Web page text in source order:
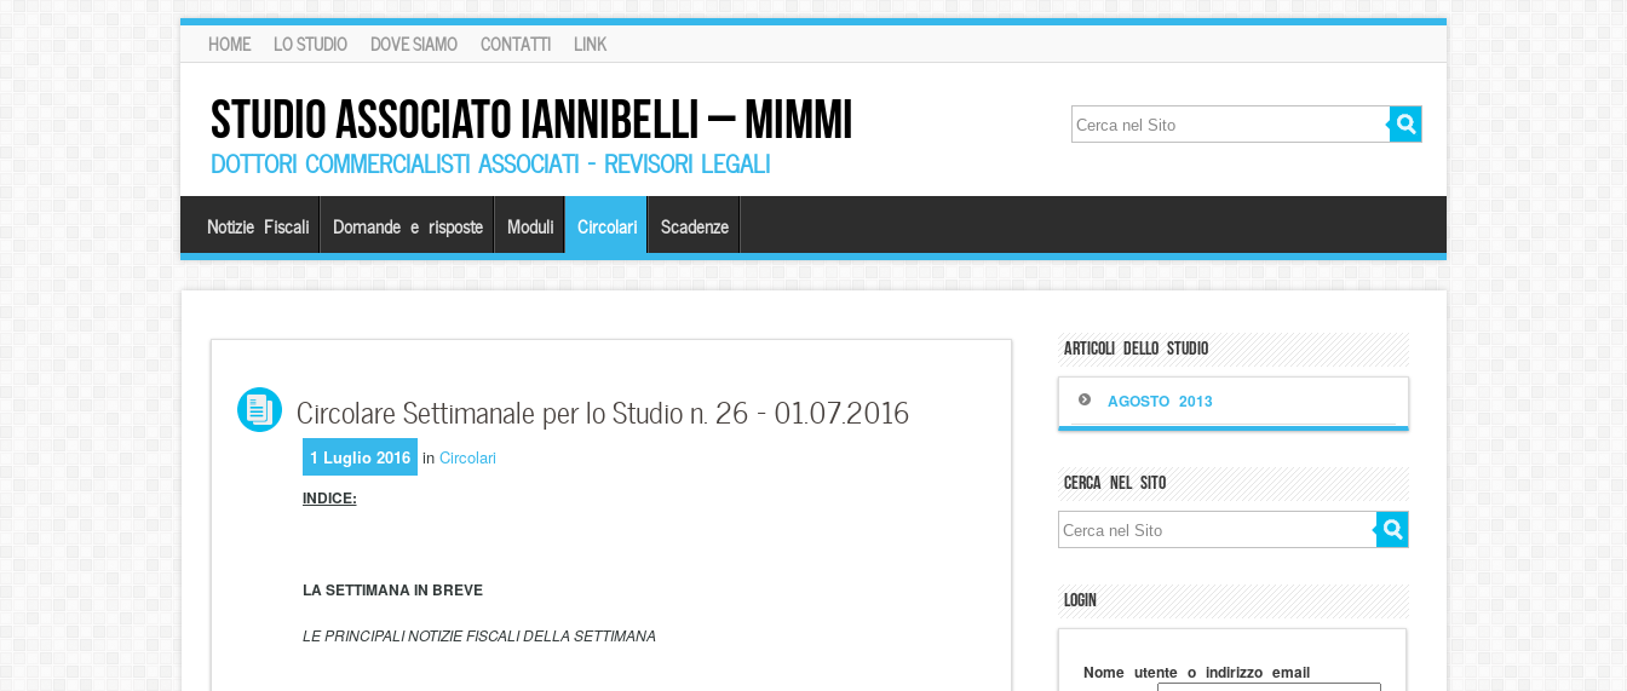
HOME LO STUDIO DOVE SIAMO CONTATTI LINK
STUDIO ASSOCIATO IANNIBELLI – MIMMI
DOTTORI COMMERCIALISTI ASSOCIATI – REVISORI LEGALI
Notizie Fiscali Domande e risposte Moduli Circolari Scadenze
Circolare Settimanale per lo Studio n. 26 – 01.07.2016
1 Luglio 2016 in Circolari
INDICE:
LA SETTIMANA IN BREVE
LE PRINCIPALI NOTIZIE FISCALI DELLA SETTIMANA
Articoli dello Studio
AGOSTO 2013
Cerca nel sito
Login
Nome utente o indirizzo email